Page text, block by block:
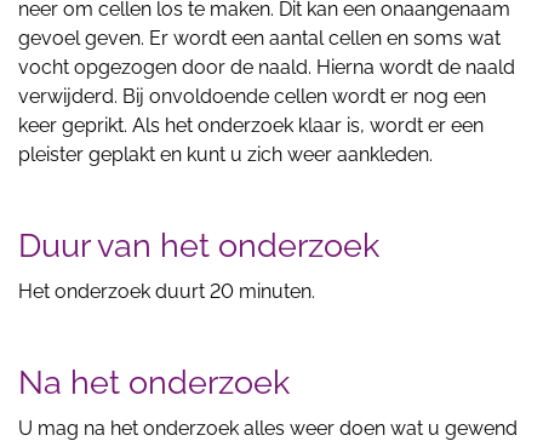
neer om cellen los te maken. Dit kan een onaangenaam
gevoel geven. Er wordt een aantal cellen en soms wat
vocht opgezogen door de naald. Hierna wordt de naald
verwijderd. Bij onvoldoende cellen wordt er nog een
keer geprikt. Als het onderzoek klaar is, wordt er een
pleister geplakt en kunt u zich weer aankleden.
Duur van het onderzoek
Het onderzoek duurt 20 minuten.
Na het onderzoek
U mag na het onderzoek alles weer doen wat u gewend